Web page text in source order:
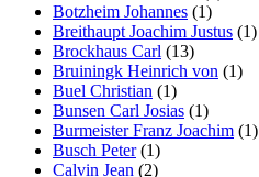
Botzheim Johannes (1)
Breithaupt Joachim Justus (1)
Brockhaus Carl (13)
Bruiningk Heinrich von (1)
Buel Christian (1)
Bunsen Carl Josias (1)
Burmeister Franz Joachim (1)
Busch Peter(1)
Calvin Jean (2)